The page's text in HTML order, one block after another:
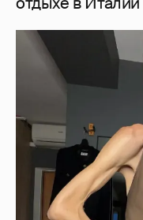
"Люблю своё
Максимова